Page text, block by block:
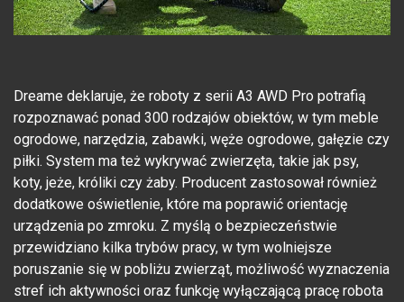
Dreame deklaruje, że roboty z serii A3 AWD Pro potrafią
rozpoznawać ponad 300 rodzajów obiektów, w tym meble
ogrodowe, narzędzia, zabawki, węże ogrodowe, gałęzie czy
piłki. System ma też wykrywać zwierzęta, takie jak psy,
koty, jeże, króliki czy żaby. Producent zastosował również
dodatkowe oświetlenie, które ma poprawić orientację
urządzenia po zmroku. Z myślą o bezpieczeństwie
przewidziano kilka trybów pracy, w tym wolniejsze
poruszanie się w pobliżu zwierząt, możliwość wyznaczenia
stref ich aktywności oraz funkcję wyłączającą pracę robota